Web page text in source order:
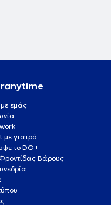
εμάς
με γιατρό
το DO+
Βάρους